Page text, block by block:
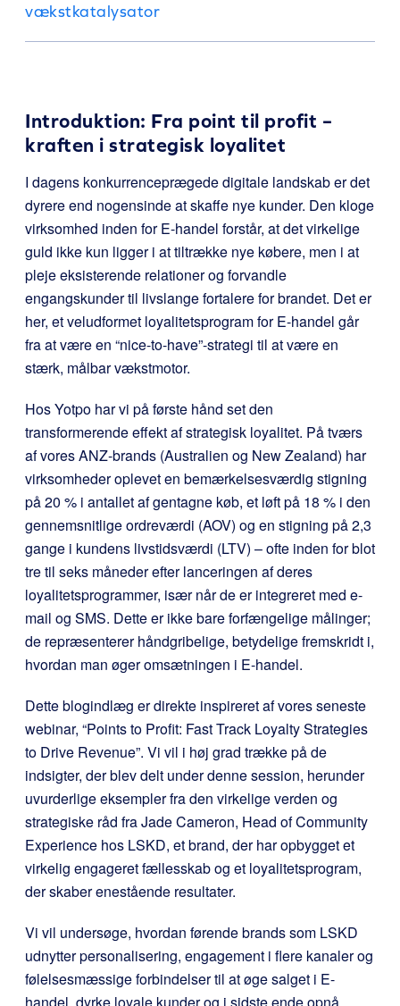
vækstkatalysator
Introduktion: Fra point til profit –
kraften i strategisk loyalitet
I dagens konkurrenceprægede digitale landskab er det
dyrere end nogensinde at skaffe nye kunder. Den kloge
virksomhed inden for E-handel forstår, at det virkelige
guld ikke kun ligger i at tiltrække nye købere, men i at
pleje eksisterende relationer og forvandle
engangskunder til livslange fortalere for brandet. Det er
her, et veludformet loyalitetsprogram for E-handel går
fra at være en “nice-to-have”-strategi til at være en
stærk, målbar vækstmotor.
Hos Yotpo har vi på første hånd set den
transformerende effekt af strategisk loyalitet. På tværs
af vores ANZ-brands (Australien og New Zealand) har
virksomheder oplevet en bemærkelsesværdig stigning
på 20 % i antallet af gentagne køb, et løft på 18 % i den
gennemsnitlige ordreværdi (AOV) og en stigning på 2,3
gange i kundens livstidsværdi (LTV) – ofte inden for blot
tre til seks måneder efter lanceringen af deres
loyalitetsprogrammer, især når de er integreret med e-
mail og SMS. Dette er ikke bare forfængelige målinger;
de repræsenterer håndgribelige, betydelige fremskridt i,
hvordan man øger omsætningen i E-handel.
Dette blogindlæg er direkte inspireret af vores seneste
webinar, “Points to Profit: Fast Track Loyalty Strategies
to Drive Revenue”. Vi vil i høj grad trække på de
indsigter, der blev delt under denne session, herunder
uvurderlige eksempler fra den virkelige verden og
strategiske råd fra Jade Cameron, Head of Community
Experience hos LSKD, et brand, der har opbygget et
virkelig engageret fællesskab og et loyalitetsprogram,
der skaber enestående resultater.
Vi vil undersøge, hvordan førende brands som LSKD
udnytter personalisering, engagement i flere kanaler og
følelsesmæssige forbindelser til at øge salget i E-
handel, dyrke loyale kunder og i sidste ende opnå